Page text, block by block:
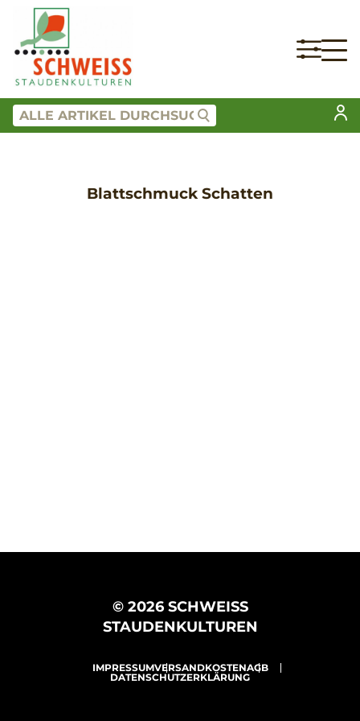
Blattschmuck Schatten
© 2026 SCHWEISS
STAUDENKULTUREN
IMPRESSUMVERSANDKOSTENAGB
DATENSCHUTZERKLÄRUNG